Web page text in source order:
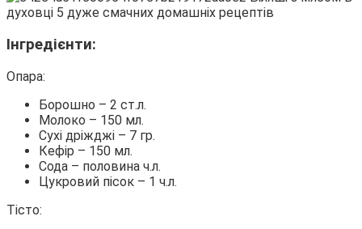
Інгредієнти:
Опара:
Борошно – 2 ст.л.
Молоко – 150 мл.
Сухі дріжджі – 7 гр.
Кефір – 150 мл.
Сода – половина ч.л.
Цукровий пісок – 1 ч.л.
Тісто: